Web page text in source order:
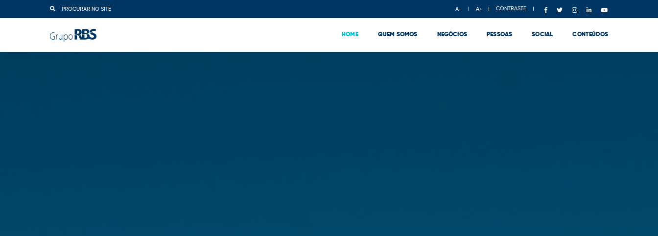
PROCURAR NO SITE A- A+ CONTRASTE
HOME QUEM SOMOS NEGÓCIOS PESSOAS SOCIAL CONTEÚDOS